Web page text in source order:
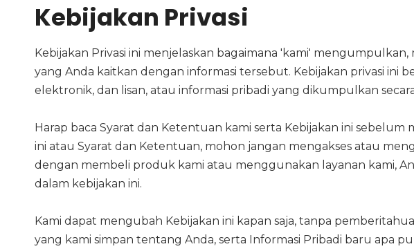
Kebijakan Privasi
Kebijakan Privasi ini menjelaskan bagaimana 'kami'
yang Anda kaitkan dengan informasi tersebut. Kebijakan privasi
elektronik, dan lisan, atau informasi pribadi yang dikumpulkan
Harap baca Syarat dan Ketentuan kami serta Kebijakan ini
ini atau Syarat dan Ketentuan, mohon jangan mengakses atau
dengan membeli produk kami atau menggunakan layanan kami,
dalam kebijakan ini.
Kami dapat mengubah Kebijakan ini kapan saja, tanpa
yang kami simpan tentang Anda, serta Informasi Pribadi baru apa